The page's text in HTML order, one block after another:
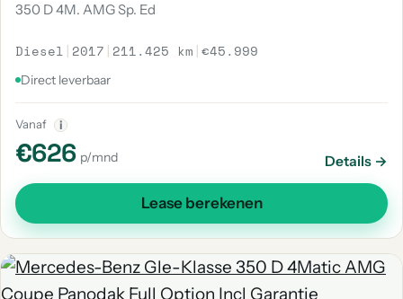
350 D 4M. AMG Sp. Ed
Diesel | 2017 | 211.425 km |€45.999
Direct leverbaar
Vanaf i
€626 p/mnd Details →
Lease berekenen